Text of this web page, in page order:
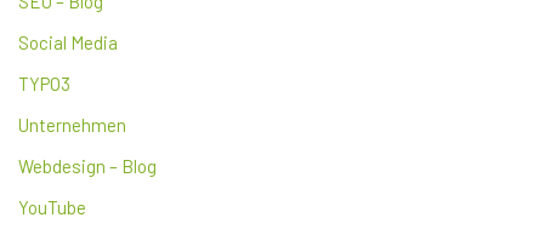
Social Media
TYPO3
Unternehmen
Webdesign – Blog
YouTube